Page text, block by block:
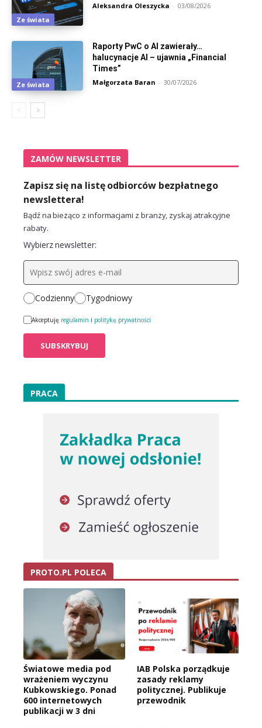
Ze świata
Aleksandra Oleszycka - 03/08/2026
Ze świata
Raporty PwC o AI zawierały…
halucynacje AI – ujawnia „Financial
Times”
Małgorzata Baran - 30/07/2026
ZAMÓW NEWSLETTER
Zapisz się na listę odbiorców bezpłatnego
newslettera!
Bądź na bieżąco z informacjami z branży, zyskaj atrakcyjne
rabaty.
Wybierz newsletter:
Codzienny Tygodniowy
Akceptuję regulamin i politykę prywatności
PRACA
PROTO.PL POLECA
Światowe media pod
wrażeniem wyczynu
Kubkowskiego. Ponad
600 internetowych
publikacji w 3 dni
IAB Polska porządkuje
zasady reklamy
politycznej. Publikuje
przewodnik